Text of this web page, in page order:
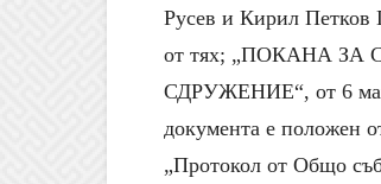
Русев и Кирил Петков
от тях; „ПОКАНА
СДРУЖЕНИЕ“, от 6 май
документа е положен
„Протокол от Общо